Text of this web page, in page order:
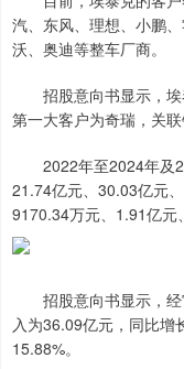
汽、东风、理想、小鹏
沃、奥迪等整车厂商。
招股意向书显示，埃
第一大客户为奇瑞，关
2022年至2024年及
21.74亿元、30.03亿元
9170.34万元、1.91亿元
招股意向书显示，经
入为36.09亿元，同比
15.88%。